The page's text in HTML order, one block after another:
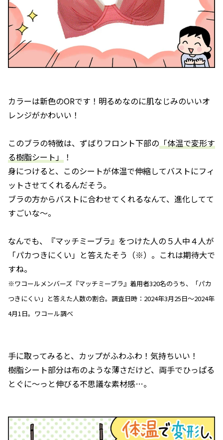
カラーは新色のORです！明るめなのに肌なじみのいいオ
レンジがかわいい！
このブラの特徴は、ずばりフロント下部の「体温で変形す
る樹脂シート」 ！
身につけると、このシートが体温で伸縮してバストにフィ
ットさせてくれるんだそう。
ブラの方からバストに合わせてくれるなんて、進化してて
すごいな〜。
なんでも、『マッチミーブラ』をつけた人の５人中４人が
「パカつきにくい」と答えたそう（※）。これは期待大で
すね。
※ワコールメンバーズ『マッチミーブラ』着用者320名のうち、「パカ
つきにくい」と答えた人数の割合。調査日時：2024年3月25日～2024年
4月1日。ワコール調べ
手に取ってみると、カップがふわふわ！気持ちいい！
樹脂シート部分は布のような薄さだけど、両手でひっぱる
とぐに〜っと伸びる不思議な素材感…。